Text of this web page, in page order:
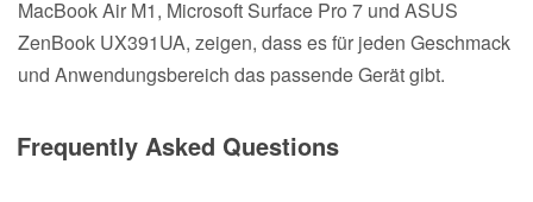
MacBook Air M1, Microsoft Surface Pro 7 und ASUS
ZenBook UX391UA, zeigen, dass es für jeden Geschmack
und Anwendungsbereich das passende Gerät gibt.
Frequently Asked Questions